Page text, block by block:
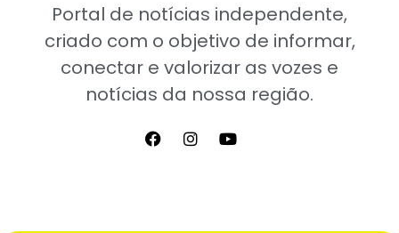
Portal de notícias independente,
criado com o objetivo de informar,
conectar e valorizar as vozes e
notícias da nossa região.